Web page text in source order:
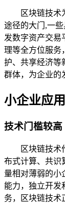
区块链技术
途径的大门,一
发数字资产交易
理等全方位服务
护、共享经济等
群体，为企业的
小企业应
技术门槛较高
区块链技术
布式计算、共识
量相对薄弱的小
能力，独立开发
务，区块链技术